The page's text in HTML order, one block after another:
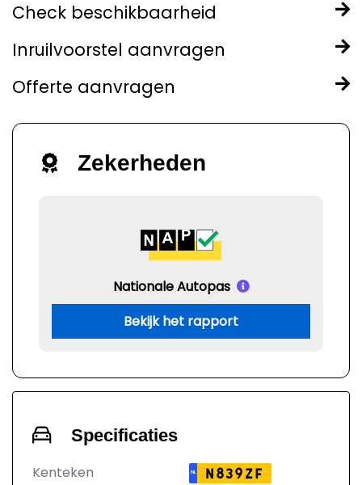
Check beschikbaarheid
Inruilvoorstel aanvragen
Offerte aanvragen
Zekerheden
Nationale Autopas
Bekijk het rapport
Specificaties
Kenteken NL N839ZF